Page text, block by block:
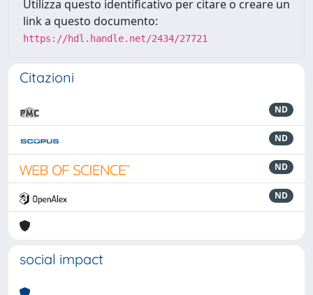
Utilizza questo identificativo per citare o creare un
link a questo documento:
https://hdl.handle.net/2434/27721
Citazioni
ND
ND
ND
ND
social impact